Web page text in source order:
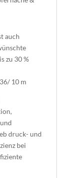
auch
zu 30 %
10 m
druck- und
bei